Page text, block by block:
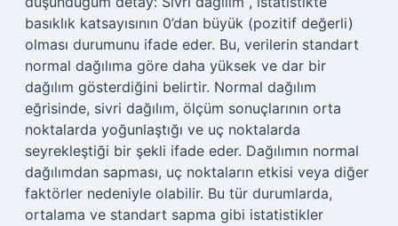
basıklık katsayısının 0’dan büyük (pozitif değerli)
olması durumunu ifade eder. Bu, verilerin standart
normal dağılıma göre daha yüksek ve dar bir
dağılım gösterdiğini belirtir. Normal dağılım
eğrisinde, sivri dağılım, ölçüm sonuçlarının orta
noktalarda yoğunlaştığı ve uç noktalarda
seyrekleştiği bir şekli ifade eder. Dağılımın normal
dağılımdan sapması, uç noktaların etkisi veya diğer
faktörler nedeniyle olabilir. Bu tür durumlarda,
ortalama ve standart sapma gibi istatistikler